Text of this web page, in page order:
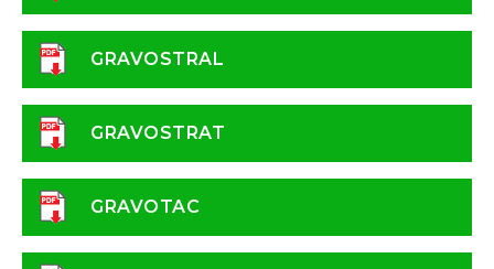
GRAVOSTRAL
GRAVOSTRAT
GRAVOTAC